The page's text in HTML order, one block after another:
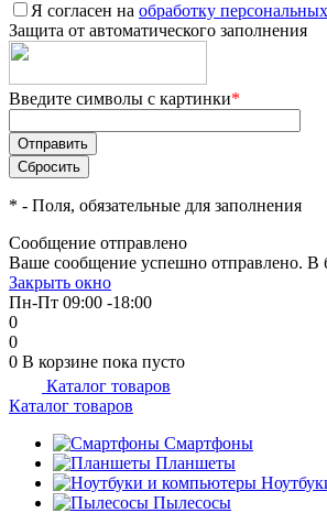
Я согласен на обработку
Защита от автоматического заполнения
Введите символы с картинки*
* - Поля, обязательные для заполнения
Сообщение отправлено
Ваше сообщение успешно отправлено. В
Закрыть окно
Пн-Пт 09:00 -18:00
0
0
0 В корзине пока пусто
Каталог товаров
Каталог товаров
Смартфоны
Планшеты
Пылесосы